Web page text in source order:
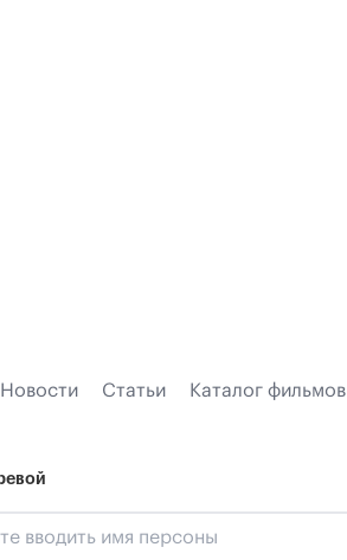
Новости Статьи Каталог фильмов